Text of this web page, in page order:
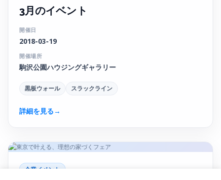
3月のイベント
開催日
2018-03-19
開催場所
駒沢公園ハウジングギャラリー
黒板ウォール スラックライン
詳細を見る→
企業イベント